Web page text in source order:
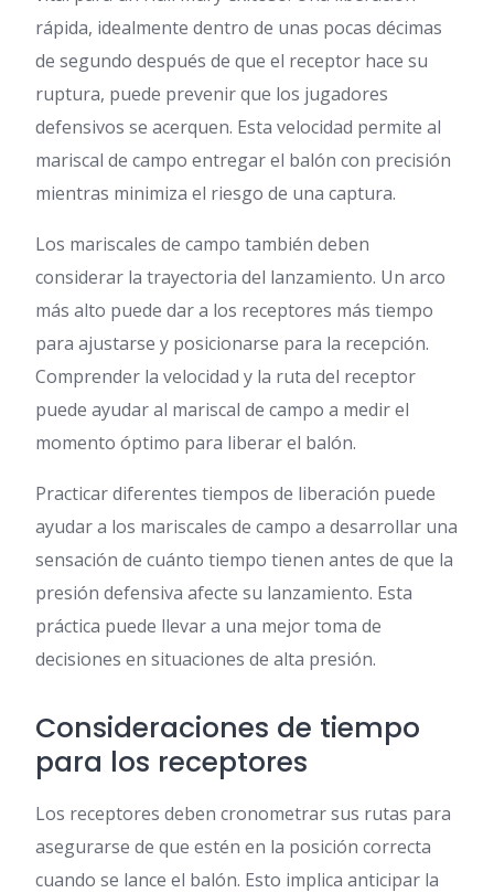
rápida, idealmente dentro de unas pocas décimas
de segundo después de que el receptor hace su
ruptura, puede prevenir que los jugadores
defensivos se acerquen. Esta velocidad permite al
mariscal de campo entregar el balón con precisión
mientras minimiza el riesgo de una captura.
Los mariscales de campo también deben
considerar la trayectoria del lanzamiento. Un arco
más alto puede dar a los receptores más tiempo
para ajustarse y posicionarse para la recepción.
Comprender la velocidad y la ruta del receptor
puede ayudar al mariscal de campo a medir el
momento óptimo para liberar el balón.
Practicar diferentes tiempos de liberación puede
ayudar a los mariscales de campo a desarrollar una
sensación de cuánto tiempo tienen antes de que la
presión defensiva afecte su lanzamiento. Esta
práctica puede llevar a una mejor toma de
decisiones en situaciones de alta presión.
Consideraciones de tiempo
para los receptores
Los receptores deben cronometrar sus rutas para
asegurarse de que estén en la posición correcta
cuando se lance el balón. Esto implica anticipar la